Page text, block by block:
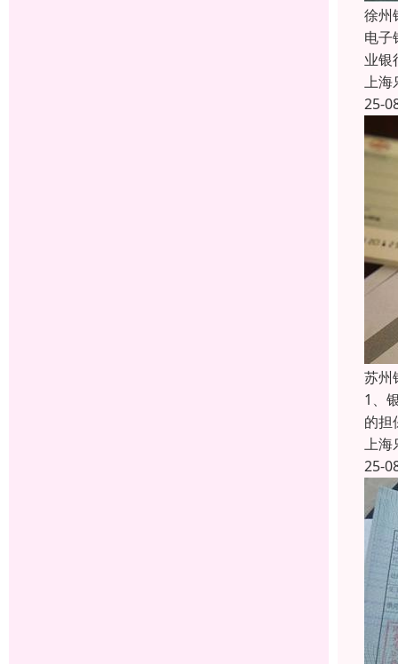
徐州
电子
业银
上海
25-
苏州
1、
的担
上海
25-